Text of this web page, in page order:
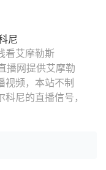
尼
看艾摩勒斯
播网提供艾摩勒
视频，本站不制
尼的直播信号，